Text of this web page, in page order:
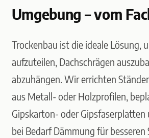
Umgebung – vom
Trockenbau ist die ideale Lösung,
aufzuteilen, Dachschrägen
abzuhängen. Wir errichten
aus Metall- oder Holzprofilen,
Gipskarton- oder Gipsfaserplatten
bei Bedarf Dämmung für besseren